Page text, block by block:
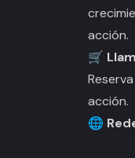
acción.
🛒
acción.
🌐